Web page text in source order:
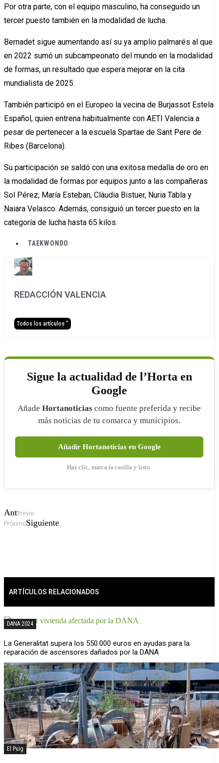
Por otra parte, con el equipo masculino, ha conseguido un
tercer puesto también en la modalidad de lucha.
Bernadet sigue aumentando así su ya amplio palmarés al que
en 2022 sumó un subcampeonato del mundo en la modalidad
de formas, un resultado que espera mejorar en la cita
mundialista de 2025.
También participó en el Europeo la vecina de Burjassot Estela
Español, quien entrena habitualmente con AETI Valencia a
pesar de pertenecer a la escuela Spartae de Sant Pere de
Ribes (Barcelona).
Su participación se saldó con una exitosa medalla de oro en
la modalidad de formas por equipos junto a las compañeras
Sol Pérez, María Esteban, Clàudia Bistuer, Nuria Tabla y
Naiara Velasco. Además, consiguió un tercer puesto en la
categoría de lucha hasta 65 kilos.
TAEKWONDO
REDACCIÓN VALENCIA
Todos los artículos ”
Sigue la actualidad de l’Horta en
Google
Añade Hortanoticias como fuente preferida y recibe
más noticias de tu comarca y municipios.
Añadir Hortanoticias en Google
Haz clic, marca la casilla y listo.
AntPrevio
PróximoSiguiente
ARTÍCULOS RELACIONADOS
DANA 2024
La Generalitat supera los 550.000 euros en ayudas para la
reparación de ascensores dañados por la DANA
El Puig